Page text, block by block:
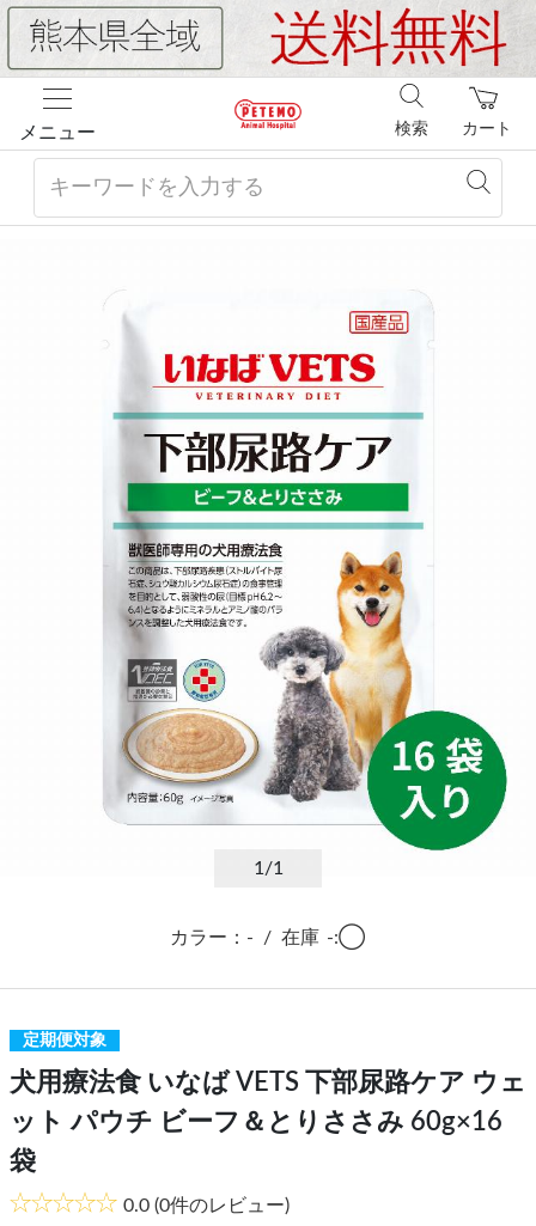
メニュー カート
検索
1 /1
カラー：- / 在庫 -:◯
定期便対象
犬用療法食 いなば VETS 下部尿路ケア ウェ
ット パウチ ビーフ＆とりささみ 60g×16
袋
0.0 (0件のレビュー)